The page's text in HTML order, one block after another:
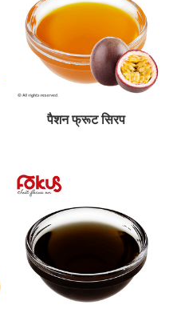
पैशन फ्रूट सिरप